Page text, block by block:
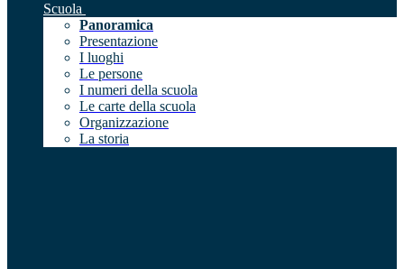
Scuola
Panoramica
Presentazione
I luoghi
Le persone
I numeri della scuola
Le carte della scuola
Organizzazione
La storia